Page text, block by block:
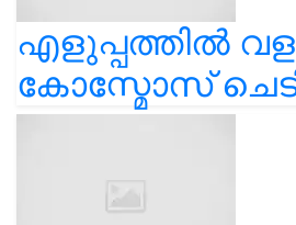
എളുപ്പത്തിൽ
കോസ്മോസ്